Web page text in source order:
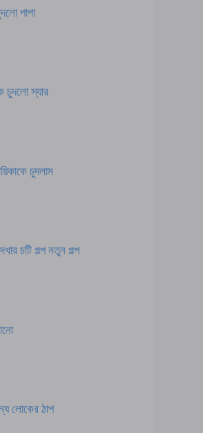
পাপা
চুদলো স্যার
চুদলাম
চটি গল্প নতুন গল্প
লোকের ঠাপ